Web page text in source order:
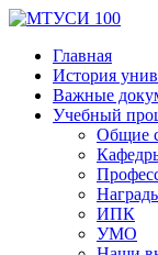
Главная
История
Важные
Учебный
Общие
ИПК
УМО